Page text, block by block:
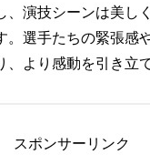
、演技シーンは美し
。選手たちの緊張感
、より感動を引き立
スポンサーリンク